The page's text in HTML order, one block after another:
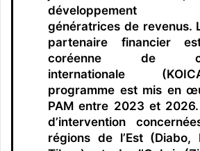
développement
génératrices de revenus.
partenaire financier
coréenne de
internationale
programme est mis en
PAM entre 2023 et
d’intervention
régions de l’Est (Diabo,